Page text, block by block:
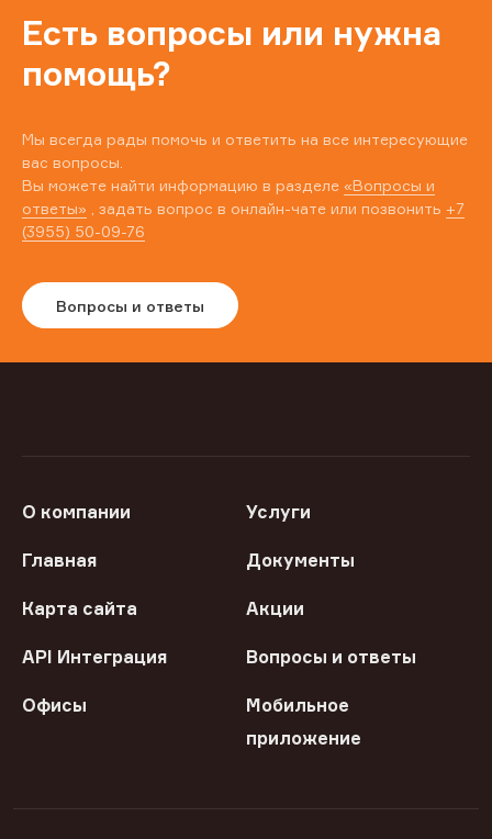
Есть вопросы или нужна
помощь?
Мы всегда рады помочь и ответить на все интересующие
вас вопросы.
Вы можете найти информацию в разделе «Вопросы и
ответы» , задать вопрос в онлайн-чате или позвонить +7
(3955) 50-09-76
Вопросы и ответы
О компании Услуги
Главная Документы
Карта сайта Акции
API Интеграция Вопросы и ответы
Офисы
Мобильное
приложение